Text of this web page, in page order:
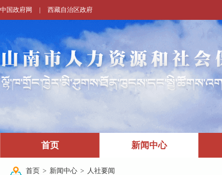
中国政府网 | 西藏自治区政府
首页 新闻中心
首页 > 新闻中心 > 人社要闻